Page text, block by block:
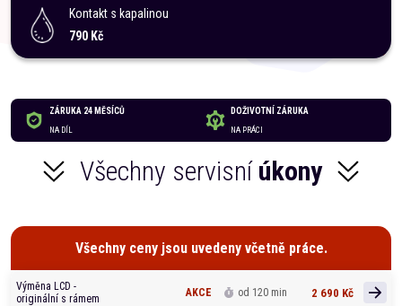
Kontakt s kapalinou
790 Kč
ZÁRUKA 24 MĚSÍCŮ
NA DÍL
DOŽIVOTNÍ ZÁRUKA
NA PRÁCI
Všechny servisní úkony
Všechny ceny jsou uvedeny včetně práce.
Výměna LCD -
originální s rámem
AKCE od 120 min 2 690 Kč